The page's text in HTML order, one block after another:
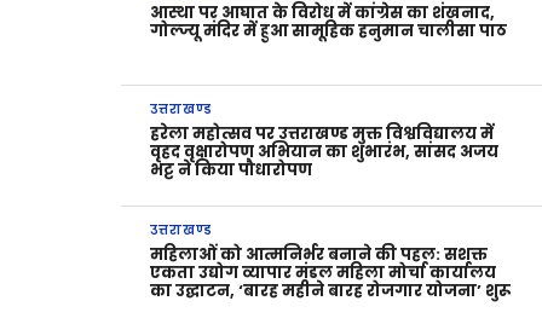
आस्था पर आघात के विरोध में कांग्रेस का शंखनाद,
गोल्ज्यू मंदिर में हुआ सामूहिक हनुमान चालीसा पाठ
उत्तराखण्ड
हरेला महोत्सव पर उत्तराखण्ड मुक्त विश्वविद्यालय में
वृहद वृक्षारोपण अभियान का शुभारंभ, सांसद अजय
भट्ट ने किया पौधारोपण
उत्तराखण्ड
महिलाओं को आत्मनिर्भर बनाने की पहल: सशक्त
एकता उद्योग व्यापार मंडल महिला मोर्चा कार्यालय
का उद्घाटन, ‘बारह महीने बारह रोजगार योजना’ शुरू